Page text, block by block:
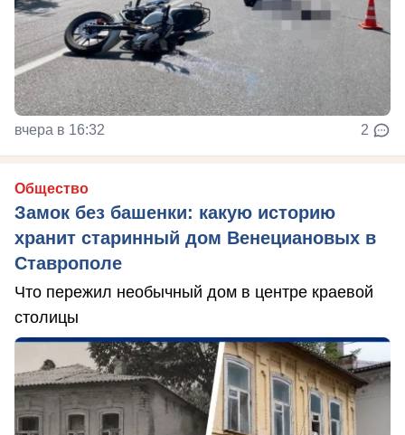
вчера в 16:32 2
Общество
Замок без башенки: какую историю
хранит старинный дом Венециановых в
Ставрополе
Что пережил необычный дом в центре краевой
столицы